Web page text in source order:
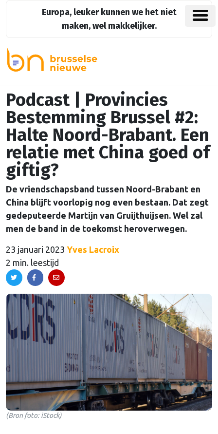
Europa, leuker kunnen we het niet
maken, wel makkelijker.
Podcast | Provincies
Bestemming Brussel #2:
Halte Noord-Brabant. Een
relatie met China goed of
giftig?
De vriendschapsband tussen Noord-Brabant en
China blijft voorlopig nog even bestaan. Dat zegt
gedeputeerde Martijn van Gruijthuijsen. Wel zal
men de band in de toekomst heroverwegen.
23 januari 2023 Yves Lacroix
2 min. leestijd
(Bron foto: iStock)